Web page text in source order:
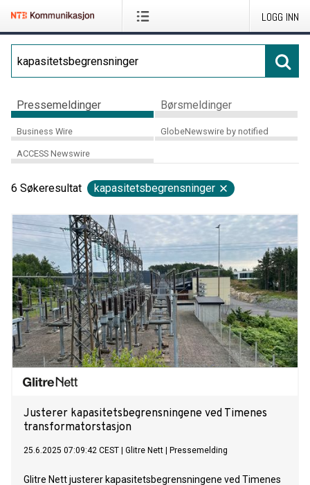
LOGG INN
Pressemeldinger Børsmeldinger
Business Wire GlobeNewswire by notified
ACCESS Newswire
6 Søkeresultat kapasitetsbegrensninger
Justerer kapasitetsbegrensningene ved Timenes
transformatorstasjon
25.6.2025 07:09:42 CEST Glitre Nett Pressemelding
Glitre Nett justerer kapasitetsbegrensningene ved Timenes